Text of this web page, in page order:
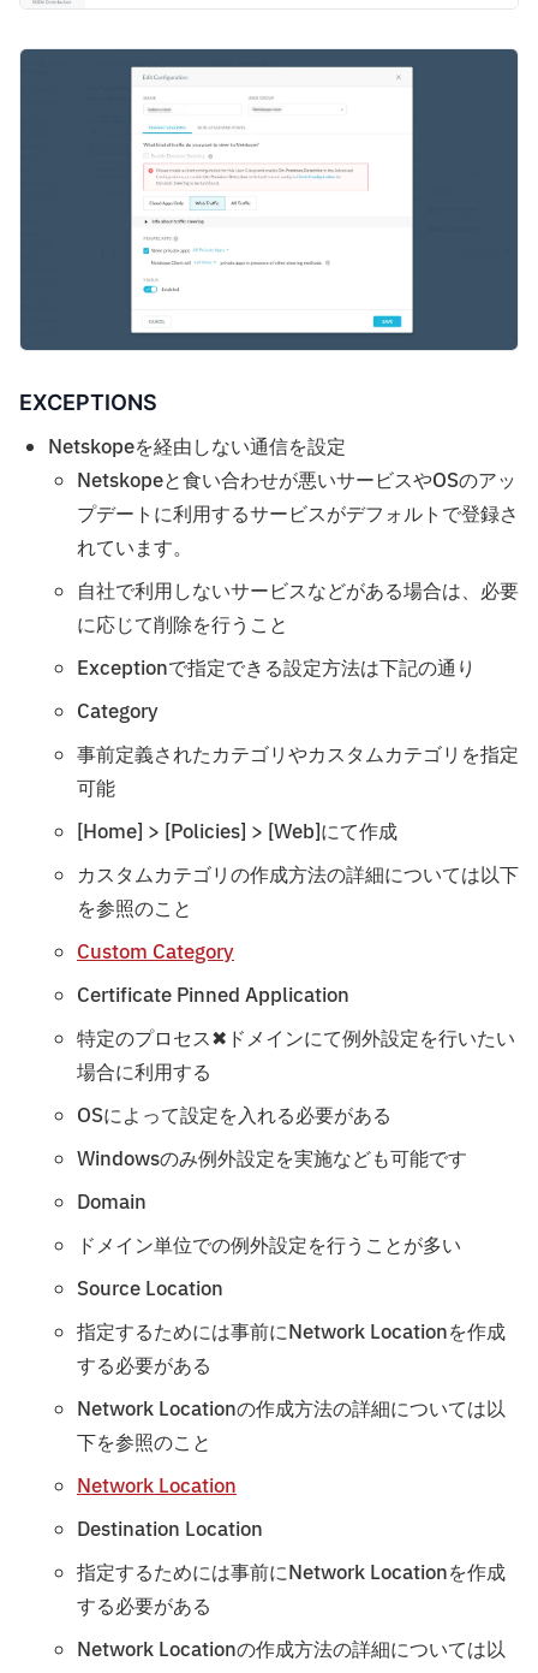
EXCEPTIONS
Netskopeを経由しない通信を設定
Netskopeと食い合わせが悪いサービスやOSのアッ
プデートに利用するサービスがデフォルトで登録さ
れています。
自社で利用しないサービスなどがある場合は、必要
に応じて削除を行うこと
Exceptionで指定できる設定方法は下記の通り
Category
事前定義されたカテゴリやカスタムカテゴリを指定
可能
[Home] > [Policies] > [Web]にて作成
カスタムカテゴリの作成方法の詳細については以下
を参照のこと
Custom Category
Certificate Pinned Application
特定のプロセス✖︎ドメインにて例外設定を行いたい
場合に利用する
OSによって設定を入れる必要がある
Windowsのみ例外設定を実施なども可能です
Domain
ドメイン単位での例外設定を行うことが多い
Source Location
指定するためには事前にNetwork Locationを作成
する必要がある
Network Locationの作成方法の詳細については以
下を参照のこと
Network Location
Destination Location
指定するためには事前にNetwork Locationを作成
する必要がある
Network Locationの作成方法の詳細については以